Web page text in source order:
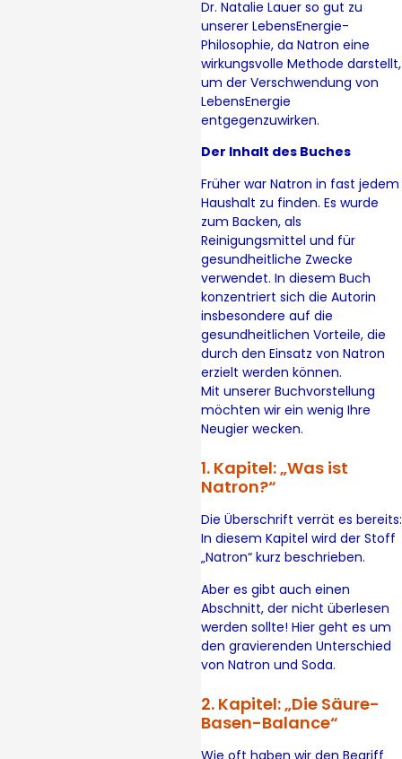
Dr. Natalie Lauer so gut zu
unserer LebensEnergie-
Philosophie, da Natron eine
wirkungsvolle Methode darstellt,
um der Verschwendung von
LebensEnergie
entgegenzuwirken.
Der Inhalt des Buches
Früher war Natron in fast jedem
Haushalt zu finden. Es wurde
zum Backen, als
Reinigungsmittel und für
gesundheitliche Zwecke
verwendet. In diesem Buch
konzentriert sich die Autorin
insbesondere auf die
gesundheitlichen Vorteile, die
durch den Einsatz von Natron
erzielt werden können.
Mit unserer Buchvorstellung
möchten wir ein wenig Ihre
Neugier wecken.
1. Kapitel: „Was ist
Natron?“
Die Überschrift verrät es bereits:
In diesem Kapitel wird der Stoff
„Natron“ kurz beschrieben.
Aber es gibt auch einen
Abschnitt, der nicht überlesen
werden sollte! Hier geht es um
den gravierenden Unterschied
von Natron und Soda.
2. Kapitel: „Die Säure-
Basen-Balance“
Wie oft haben wir den Begriff